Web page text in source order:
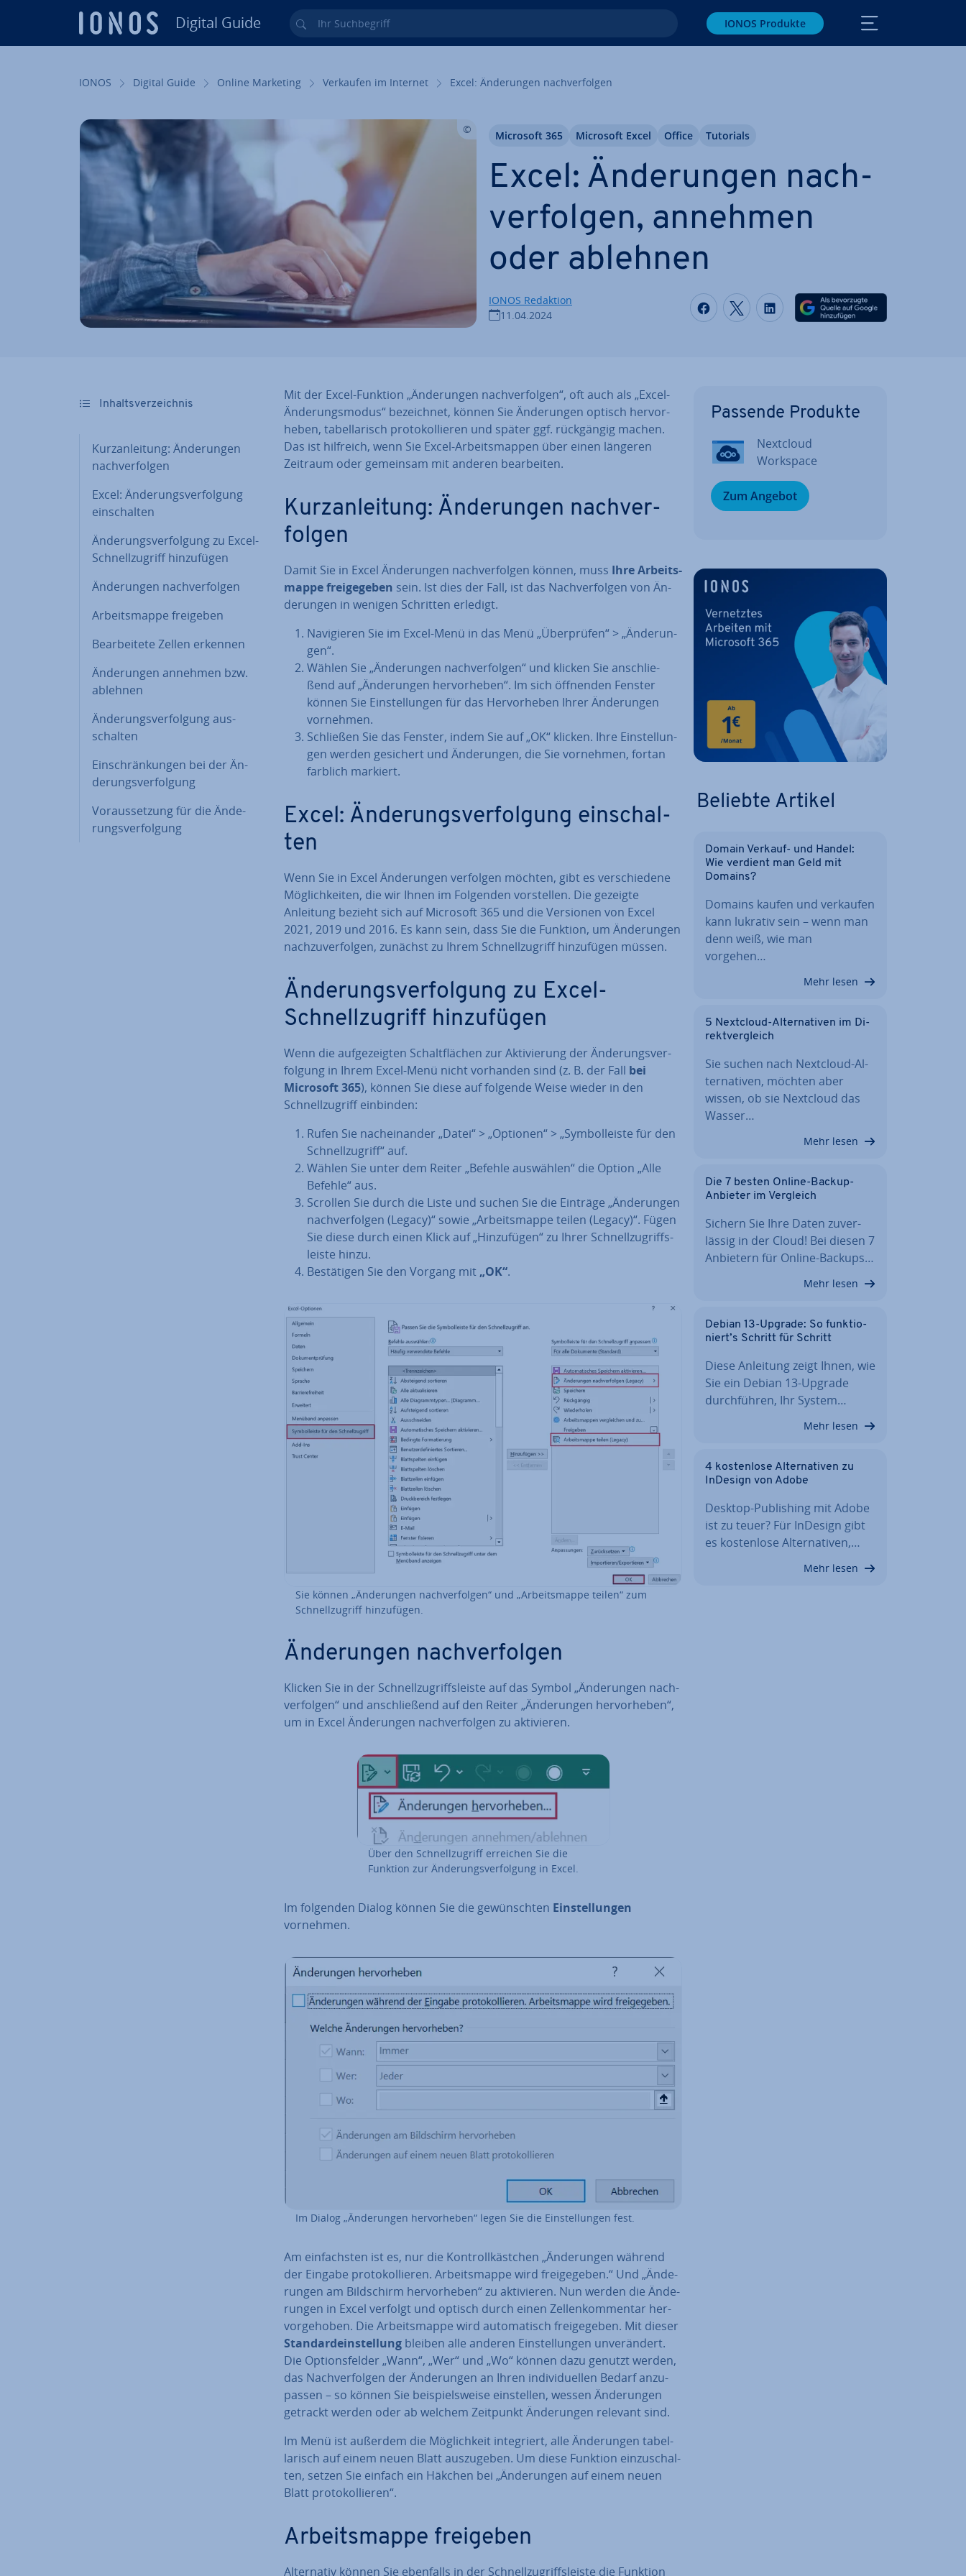
Digital Guide Ihr Such­be­griff IONOS Produkte
IONOS Digital Guide Online Marketing Verkaufen im Internet Excel: Än­de­run­gen nach­ver­fol­gen
Excel: Än­de­run­gen nach­
ver­fol­gen, annehmen
oder ablehnen
IONOS Redaktion
11.04.2024
Auf Facebook teilen
Auf Twitter teilen
Auf LinkedIn teilen
Microsoft 365 Microsoft Excel Office Tutorials
In­halts­ver­zeich­nis
Kurz­an­lei­tung: Än­de­run­gen
nach­ver­fol­gen
Excel: Än­de­rungs­ver­fol­gung
ein­schal­ten
Än­de­rungs­ver­fol­gung zu Excel-
Schnell­zu­griff hin­zu­fü­gen
Än­de­run­gen nach­ver­fol­gen
Ar­beits­map­pe freigeben
Be­ar­bei­te­te Zellen erkennen
Än­de­run­gen annehmen bzw.
ablehnen
Än­de­rungs­ver­fol­gung aus­
schal­ten
Ein­schrän­kun­gen bei der Än­
de­rungs­ver­fol­gung
Vor­aus­set­zung für die Än­de­
rungs­ver­fol­gung
Mit der Excel-Funktion „Än­de­run­gen nach­ver­fol­gen“, oft auch als „Excel-
Än­de­rungs­mo­dus“ be­zeich­net, können Sie Än­de­run­gen optisch her­vor­
he­ben, ta­bel­la­risch pro­to­kol­lie­ren und später ggf. rück­gän­gig machen.
Das ist hilfreich, wenn Sie Excel-Ar­beits­map­pen über einen längeren
Zeitraum oder gemeinsam mit anderen be­ar­bei­ten.
Kurz­an­lei­tung: Än­de­run­gen nach­ver­
fol­gen
Damit Sie in Excel Än­de­run­gen nach­ver­fol­gen können, muss Ihre Ar­beits­
map­pe frei­ge­ge­ben sein. Ist dies der Fall, ist das Nach­ver­fol­gen von Än­
de­run­gen in wenigen Schritten erledigt.
Na­vi­gie­ren Sie im Excel-Menü in das Menü „Über­prü­fen“ > „Än­de­run­
gen“.
Wählen Sie „Än­de­run­gen nach­ver­fol­gen“ und klicken Sie an­schlie­
ßend auf „Än­de­run­gen her­vor­he­ben“. Im sich öffnenden Fenster
können Sie Ein­stel­lun­gen für das Her­vor­he­ben Ihrer Än­de­run­gen
vornehmen.
Schließen Sie das Fenster, indem Sie auf „OK“ klicken. Ihre Ein­stel­lun­
gen werden gesichert und Än­de­run­gen, die Sie vornehmen, fortan
farblich markiert.
Excel: Än­de­rungs­ver­fol­gung ein­schal­
ten
Wenn Sie in Excel Än­de­run­gen verfolgen möchten, gibt es ver­schie­de­ne
Mög­lich­kei­ten, die wir Ihnen im Folgenden vor­stel­len. Die gezeigte
Anleitung bezieht sich auf Microsoft 365 und die Versionen von Excel
2021, 2019 und 2016. Es kann sein, dass Sie die Funktion, um Än­de­run­gen
nach­zu­ver­fol­gen, zunächst zu Ihrem Schnell­zu­griff hin­zu­fü­gen müssen.
Än­de­rungs­ver­fol­gung zu Excel-
Schnell­zu­griff hin­zu­fü­gen
Wenn die auf­ge­zeig­ten Schalt­flä­chen zur Ak­ti­vie­rung der Än­de­rungs­ver­
fol­gung in Ihrem Excel-Menü nicht vorhanden sind (z. B. der Fall bei
Microsoft 365), können Sie diese auf folgende Weise wieder in den
Schnell­zu­griff einbinden:
Rufen Sie nach­ein­an­der „Datei“ > „Optionen“ > „Sym­bol­leis­te für den
Schnell­zu­griff“ auf.
Wählen Sie unter dem Reiter „Befehle auswählen“ die Option „Alle
Befehle“ aus.
Scrollen Sie durch die Liste und suchen Sie die Einträge „Än­de­run­gen
nach­ver­fol­gen (Legacy)“ sowie „Ar­beits­map­pe teilen (Legacy)“. Fügen
Sie diese durch einen Klick auf „Hin­zu­fü­gen“ zu Ihrer Schnell­zu­griffs­
leis­te hinzu.
Be­stä­ti­gen Sie den Vorgang mit „OK“.
Sie können „Än­de­run­gen nach­ver­fol­gen“ und „Ar­beits­map­pe teilen“ zum
Schnell­zu­griff hin­zu­fü­gen.
Än­de­run­gen nach­ver­fol­gen
Klicken Sie in der Schnell­zu­griffs­leis­te auf das Symbol „Än­de­run­gen nach­
ver­fol­gen“ und an­schlie­ßend auf den Reiter „Än­de­run­gen her­vor­he­ben“,
um in Excel Än­de­run­gen nach­ver­fol­gen zu ak­ti­vie­ren.
Über den Schnell­zu­griff erreichen Sie die
Funktion zur Än­de­rungs­ver­fol­gung in Excel.
Im folgenden Dialog können Sie die ge­wünsch­ten Ein­stel­lun­gen
vornehmen.
Im Dialog „Än­de­run­gen her­vor­he­ben“ legen Sie die Ein­stel­lun­gen fest.
Am ein­fachs­ten ist es, nur die Kon­troll­käst­chen „Än­de­run­gen während
der Eingabe pro­to­kol­lie­ren. Ar­beits­map­pe wird frei­ge­ge­ben.“ Und „Än­de­
run­gen am Bild­schirm her­vor­he­ben“ zu ak­ti­vie­ren. Nun werden die Än­de­
run­gen in Excel verfolgt und optisch durch einen Zel­len­kom­men­tar her­
vor­ge­ho­ben. Die Ar­beits­map­pe wird au­to­ma­tisch frei­ge­ge­ben. Mit dieser
Stan­dard­ein­stel­lung bleiben alle anderen Ein­stel­lun­gen un­ver­än­dert.
Die Op­ti­ons­fel­der „Wann“, „Wer“ und „Wo“ können dazu genutzt werden,
das Nach­ver­fol­gen der Än­de­run­gen an Ihren in­di­vi­du­el­len Bedarf an­zu­
pas­sen – so können Sie bei­spiels­wei­se ein­stel­len, wessen Än­de­run­gen
getrackt werden oder ab welchem Zeitpunkt Än­de­run­gen relevant sind.
Im Menü ist außerdem die Mög­lich­keit in­te­griert, alle Än­de­run­gen ta­bel­
la­risch auf einem neuen Blatt aus­zu­ge­ben. Um diese Funktion ein­zu­schal­
ten, setzen Sie einfach ein Häkchen bei „Än­de­run­gen auf einem neuen
Blatt pro­to­kol­lie­ren“.
Ar­beits­map­pe freigeben
Al­ter­na­tiv können Sie ebenfalls in der Schnell­zu­griffs­leis­te die Funktion
Passende Produkte
Nextcloud
Workspace
Zum Angebot
Beliebte Artikel
Domain Verkauf- und Handel:
Wie verdient man Geld mit
Domains?
Domains kaufen und verkaufen
kann lukrativ sein – wenn man
denn weiß, wie man
vorgehen…
Mehr lesen
5 Nextcloud-Al­ter­na­ti­ven im Di­
rekt­ver­gleich
Sie suchen nach Nextcloud-Al­
ter­na­ti­ven, möchten aber
wissen, ob sie Nextcloud das
Wasser…
Mehr lesen
Die 7 besten Online-Backup-
Anbieter im Vergleich
Sichern Sie Ihre Daten zu­ver­
läs­sig in der Cloud! Bei diesen 7
Anbietern für Online-Backups…
Mehr lesen
Debian 13-Upgrade: So funk­tio­
niert’s Schritt für Schritt
Diese Anleitung zeigt Ihnen, wie
Sie ein Debian 13-Upgrade
durch­füh­ren, Ihr System…
Mehr lesen
4 kos­ten­lo­se Al­ter­na­ti­ven zu
InDesign von Adobe
Desktop-Pu­bli­shing mit Adobe
ist zu teuer? Für InDesign gibt
es kos­ten­lo­se Al­ter­na­ti­ven,…
Mehr lesen